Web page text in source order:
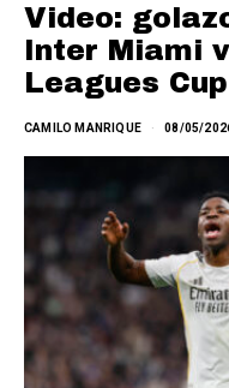
Video:
Inter Miami
Leagues Cup
CAMILO MANRIQUE 08/05/